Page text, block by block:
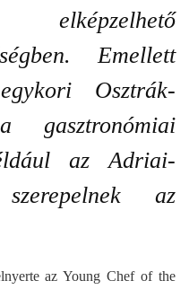
Emellett
Osztrák-
gasztronómiai
az Adriai-
az
az Young Chef of the